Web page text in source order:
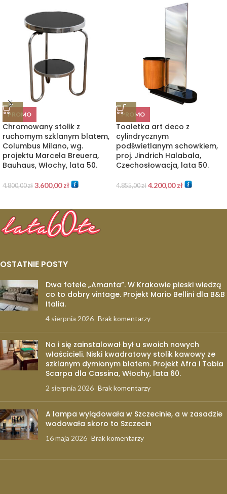
PROMO
Chromowany stolik z
ruchomym szklanym blatem,
Columbus Milano, wg.
projektu Marcela Breuera,
Bauhaus, Włochy, lata 50.
4.800,00zł 3.600,00zł
PROMO
Toaletka art deco z
cylindrycznym
podświetlanym schowkiem,
proj. Jindrich Halabala,
Czechosłowacja, lata 50.
4.855,00zł 4.200,00zł
OSTATNIE POSTY
Dwa fotele „Amanta”. W Krakowie pieski wiedzą
co to dobry vintage. Projekt Mario Bellini dla B&B
Italia.
4 sierpnia 2026 Brak komentarzy
No i się zainstalował był u swoich nowych
właścicieli. Niski kwadratowy stolik kawowy ze
szklanym dymionym blatem. Projekt Afra i Tobia
Scarpa dla Cassina, Włochy, lata 60.
2 sierpnia 2026 Brak komentarzy
A lampa wylądowała w Szczecinie, a w zasadzie
wodowała skoro to Szczecin
16 maja 2026 Brak komentarzy